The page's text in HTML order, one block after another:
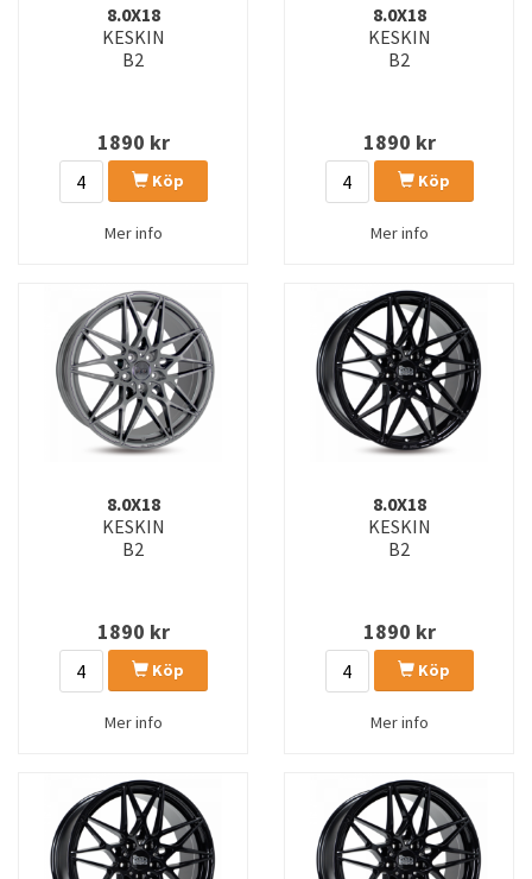
8.0X18
KESKIN
B2
1890 kr
Köp
Mer info
8.0X18
KESKIN
B2
1890 kr
Köp
Mer info
8.0X18
KESKIN
B2
1890 kr
Köp
Mer info
8.0X18
KESKIN
B2
1890 kr
Köp
Mer info